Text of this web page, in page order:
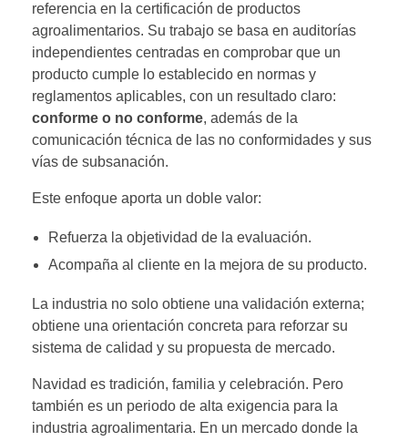
referencia en la certificación de productos
agroalimentarios. Su trabajo se basa en auditorías
independientes centradas en comprobar que un
producto cumple lo establecido en normas y
reglamentos aplicables, con un resultado claro:
conforme o no conforme, además de la
comunicación técnica de las no conformidades y sus
vías de subsanación.
Este enfoque aporta un doble valor:
Refuerza la objetividad de la evaluación.
Acompaña al cliente en la mejora de su producto.
La industria no solo obtiene una validación externa;
obtiene una orientación concreta para reforzar su
sistema de calidad y su propuesta de mercado.
Navidad es tradición, familia y celebración. Pero
también es un periodo de alta exigencia para la
industria agroalimentaria. En un mercado donde la